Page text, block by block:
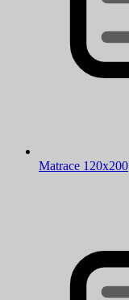
Matrace 120x200